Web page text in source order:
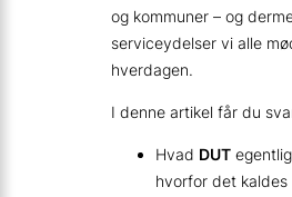
og kommuner – og
serviceydelser vi alle
hverdagen.
I denne artikel får du
Hvad DUT
hvorfor det kaldes